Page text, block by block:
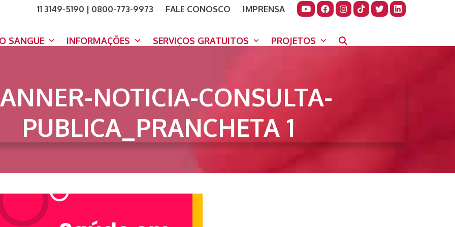
11 3149-5190 | 0800-773-9973 FALE CONOSCO
IMPRENSA
SANGUE INFORMAÇÕES SERVIÇOS GRATUITOS PROJETOS
NOTICIA-CONSULTA-
PUBLICA_PRANCHETA 1